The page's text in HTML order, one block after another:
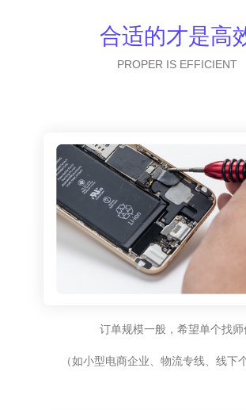
合适的才是高
PROPER IS EFFICIENT
订单规模一般，希望单个找师
（如小型电商企业、物流专线、线下